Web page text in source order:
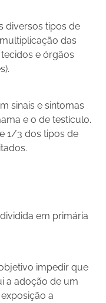
diversos tipos de
das
e órgãos
sinais e sintomas
e o de testículo.
1/3 dos tipos de
em primária
impedir que
a adoção de um
a